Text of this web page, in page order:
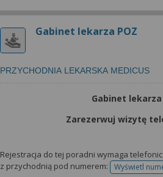
Gabinet lekarza POZ
PRZYCHODNIA LEKARSKA MEDICUS
Gabinet lekarza
Zarezerwuj wizytę
Rejestracja do tej poradni wymaga
z przychodnią pod numerem:
Wyświetl